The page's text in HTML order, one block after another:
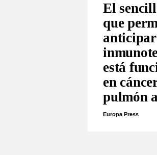
El
que
está
en
pulmón
Europa Press